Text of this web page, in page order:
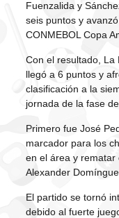
Fuenzalida y
seis puntos y
CONMEBOL Copa
Con el resultado, La
llegó a 6 puntos y
clasificación a la
jornada de la fase
Primero fue José
marcador para los
en el área y
Alexander
El partido se tornó
debido al fuerte